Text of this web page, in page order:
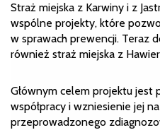
Straż miejska z Karwiny i z
wspólne projekty, które
w sprawach prewencji. Teraz
również straż miejska z
Głównym celem projektu jest
współpracy i wzniesienie jej
przeprowadzonego